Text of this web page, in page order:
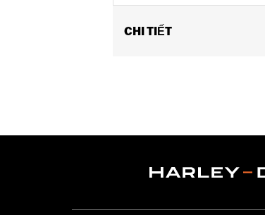
CHI TIẾT
Sold In Units:Each
WARRANTY:1 year limited